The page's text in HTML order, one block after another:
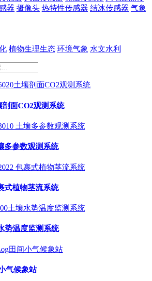
器 摄像头 热特性传感器 结冰传感器 气象
植物生理生态 环境气象 水文水利
剖面CO2观测系统
多参数观测系统
式植物茎流系统
势温度监测系统
气候象站